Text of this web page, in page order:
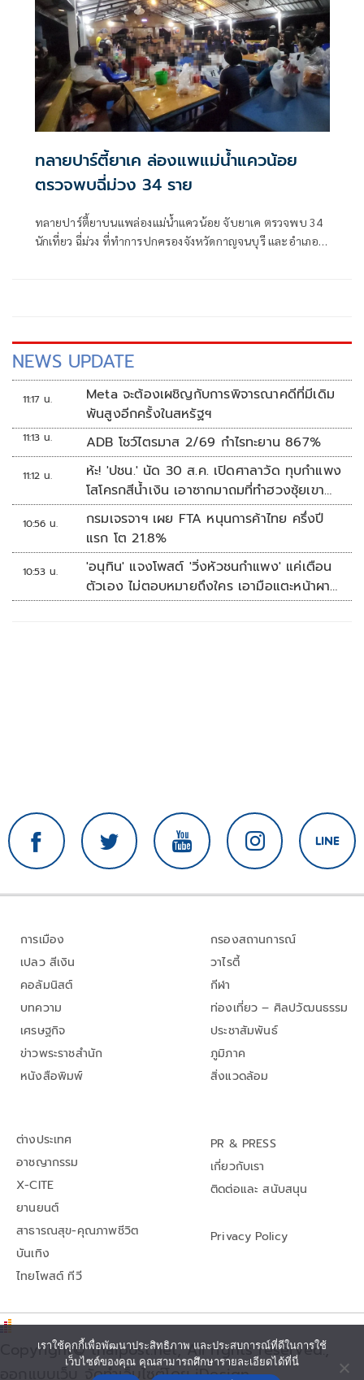
ทลายปาร์ตี้ยาเค ล่องแพแม่น้ำแควน้อย
ตรวจพบฉี่ม่วง 34 ราย
ทลายปาร์ตี้ยาบนแพล่องแม่น้ำแควน้อย จับยาเค ตรวจพบ 34
นักเที่ยว ฉี่ม่วง ที่ทำการปกครองจังหวัดกาญจนบุรี และอําเภอ
NEWS UPDATE
11:17 น.
Meta จะต้องเผชิญกับการพิจารณาคดีที่มีเดิม
พันสูงอีกครั้งในสหรัฐฯ
11:13 น. ADB โชว์ไตรมาส 2/69 กำไรทะยาน 867%
11:12 น.
ห้ะ! 'ปชน.' นัด 30 ส.ค. เปิดศาลาวัด ทุบกำแพง
โสโครกสีน้ำเงิน เอาซากมาถมที่ทำฮวงซุ้ยเขา
กระโดง
10:56 น.
กรมเจรจาฯ เผย FTA หนุนการค้าไทย ครึ่งปี
แรก โต 21.8%
10:53 น.
'อนุทิน' แจงโพสต์ 'วิ่งหัวชนกำแพง' แค่เตือน
ตัวเอง ไม่ตอบหมายถึงใคร เอามือแตะหน้าผา
กบอก 'หัวโน'
การเมือง
เปลว สีเงิน
คอลัมนิสต์
บทความ
เศรษฐกิจ
ข่าวพระราชสำนัก
หนังสือพิมพ์
กรองสถานการณ์
วาไรตี้
กีฬา
ท่องเที่ยว – ศิลปวัฒนธรรม
ประชาสัมพันธ์
ภูมิภาค
สิ่งแวดล้อม
ต่างประเทศ
อาชญากรรม
X-CITE
ยานยนต์
สาธารณสุข-คุณภาพชีวิต
บันเทิง
ไทยโพสต์ ทีวี
PR & PRESS
เกี่ยวกับเรา
ติดต่อและ สนับสนุน
Privacy Policy
Copyright© thaipost.net, All rights reserved.,
ออกแบบเว็บ จัดทำเว็บไซต์โดย iDesign
เราใช้คุกกี้เพื่อพัฒนาประสิทธิภาพ และประสบการณ์ที่ดีในการใช้
เว็บไซต์ของคุณ คุณสามารถศึกษารายละเอียดได้ที่นี่